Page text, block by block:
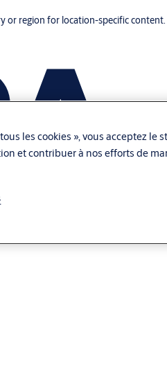
or region for location-specific content.
les cookies », vous acceptez
et contribuer à nos efforts de